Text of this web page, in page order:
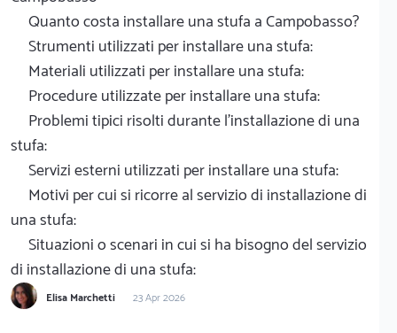
Quanto costa installare una stufa a Campobasso?
Strumenti utilizzati per installare una stufa:
Materiali utilizzati per installare una stufa:
Procedure utilizzate per installare una stufa:
Problemi tipici risolti durante l'installazione di una
stufa:
Servizi esterni utilizzati per installare una stufa:
Motivi per cui si ricorre al servizio di installazione di
una stufa:
Situazioni o scenari in cui si ha bisogno del servizio
di installazione di una stufa:
Elisa Marchetti 23 Apr 2026